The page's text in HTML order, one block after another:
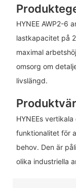
HYNEE AWP2-6
lastkapacitet på
maximal
omsorg om
livslängd.
HYNEEs
funktionalitet för
behov. Den är
olika industriella